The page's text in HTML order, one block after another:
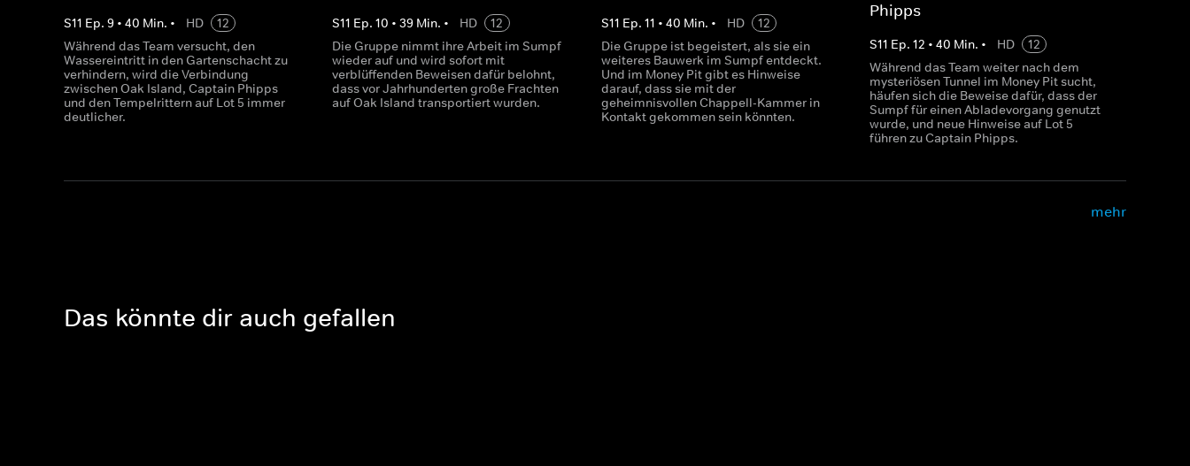
S11 Ep. 9 • 40 Min. • HD
12
Während das Team versucht, den
Wassereintritt in den Gartenschacht zu
verhindern, wird die Verbindung
zwischen Oak Island, Captain Phipps
und den Tempelrittern auf Lot 5 immer
deutlicher.
S11 Ep.10 •39 Min. • HD
12
Die Gruppe nimmt ihre Arbeit im Sumpf
wieder auf und wird sofort mit
verblüffenden Beweisen dafür belohnt,
dass vor Jahrhunderten große Frachten
auf Oak Island transportiert wurden.
S11 Ep. 11 • 40 Min. • HD
12
Die Gruppe ist begeistert, als sie ein
weiteres Bauwerk im Sumpf entdeckt.
Und im Money Pit gibt es Hinweise
darauf, dass sie mit der
geheimnisvollen Chappell-Kammer in
Kontakt gekommen sein könnten.
Phipps
S11 Ep. 12 • 40 Min. • HD
12
Während das Team weiter nach dem
mysteriösen Tunnel im Money Pit sucht,
häufen sich die Beweise dafür, dass der
Sumpf für einen Abladevorgang genutzt
wurde, und neue Hinweise auf Lot 5
führen zu Captain Phipps.
mehr
Das könnte dir auch gefallen